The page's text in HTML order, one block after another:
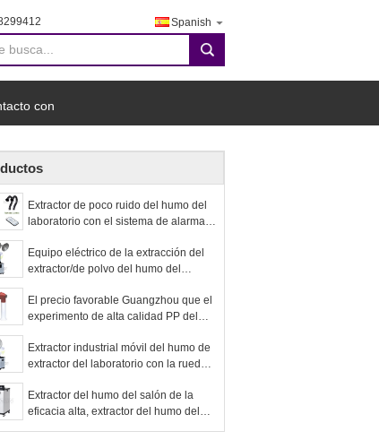
Spanish
search
con
Extractor de poco ruido del humo del
laboratorio con el sistema de alarma
digital
Equipo eléctrico de la extracción del
extractor/de polvo del humo del
grandes
El precio favorable Guangzhou que el
experimento de alta calidad PP del
la pared Fume el extractor con la
cubierta montó 3
Extractor industrial móvil del humo de
extractor del laboratorio con la rueda y
Extractor del humo del salón de la
eficacia alta, extractor del humo del